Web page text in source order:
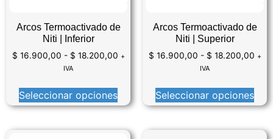
Arcos Termoactivado de
Niti | Inferior
$ 16.900,00 - $ 18.200,00 +
IVA
Seleccionar opciones
Arcos Termoactivado de
Niti | Superior
$ 16.900,00 - $ 18.200,00 +
IVA
Seleccionar opciones